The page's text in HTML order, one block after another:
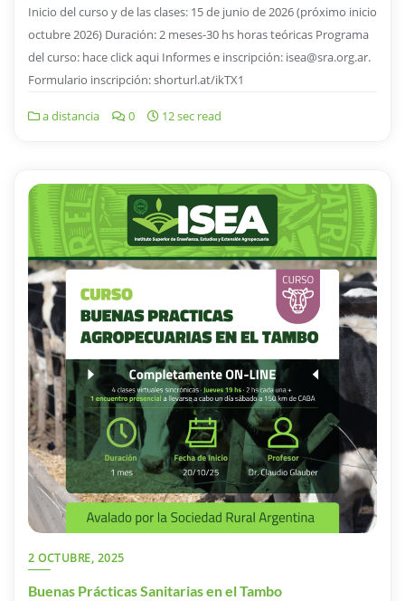
Inicio del curso y de las clases: 15 de junio de 2026 (próximo inicio
octubre 2026) Duración: 2 meses-30 hs horas teóricas Programa
del curso: hace click aqui Informes e inscripción: isea@sra.org.ar.
Formulario inscripción: shorturl.at/ikTX1
a distancia 0 12 sec read
2 OCTUBRE, 2025
Buenas Prácticas Sanitarias en el Tambo